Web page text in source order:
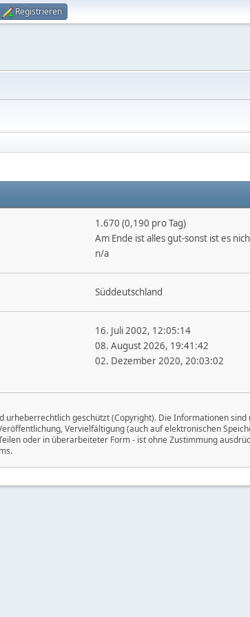
Registrieren
1.670 (0,190 pro Tag)
Am Ende ist alles gut-sonst ist es
n/a
Süddeutschland
16. Juli 2002, 12:05:14
08. August 2026, 19:41:42
02. Dezember 2020, 20:03:02
urheberrechtlich geschützt (Copyright). Die Informationen
Vervielfältigung (auch auf elektronischen
oder in überarbeiteter Form - ist ohne Zustimmung